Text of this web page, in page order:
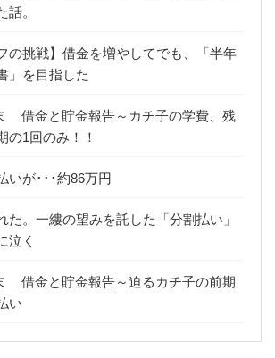
話。
の挑戦】借金を増やしてでも、「半年
」を目指した
借金と貯金報告～カチ子の学費、残
の1回のみ！！
いが･･･約86万円
た。一縷の望みを託した「分割払い」
泣く
借金と貯金報告～迫るカチ子の前期
い